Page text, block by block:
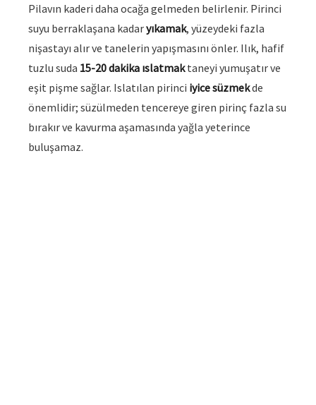
Pilavın kaderi daha ocağa gelmeden belirlenir. Pirinci
suyu berraklaşana kadaryıkamak, yüzeydeki fazla
nişastayı alır ve tanelerin yapışmasını önler. Ilık, hafif
tuzlu suda 15-20 dakika ıslatmaktaneyi yumuşatır ve
eşit pişme sağlar. Islatılan pirinci iyice süzmekde
önemlidir; süzülmeden tencereye giren pirinç fazla su
bırakır ve kavurma aşamasında yağla yeterince
buluşamaz.